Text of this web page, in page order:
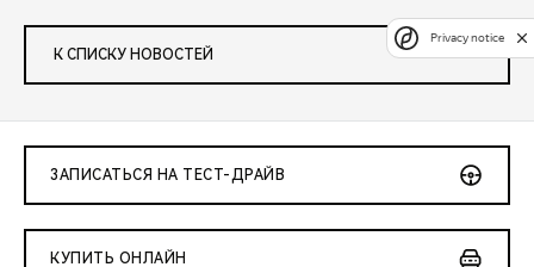
К СПИСКУ НОВОСТЕЙ
ЗАПИСАТЬСЯ НА ТЕСТ-ДРАЙВ
КУПИТЬ ОНЛАЙН
Privacy notice